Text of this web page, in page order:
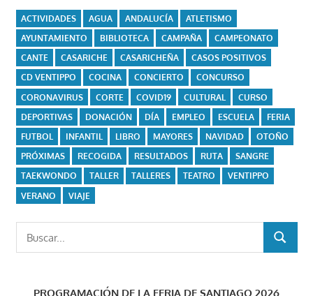
ACTIVIDADES AGUA ANDALUCÍA
ATLETISMO
AYUNTAMIENTO
BIBLIOTECA CAMPAÑA
CAMPEONATO
CANTE
CASARICHE CASARICHEÑA
CASOS POSITIVOS
CD VENTIPPO
COCINA CONCIERTO
CONCURSO
CORONAVIRUS
CORTE COVID19 CULTURAL
CURSO
DEPORTIVAS
DONACIÓN DÍA EMPLEO ESCUELA
FERIA
FUTBOL
INFANTIL LIBRO MAYORES NAVIDAD
OTOÑO
PRÓXIMAS
RECOGIDA RESULTADOS RUTA
SANGRE
TAEKWONDO
TALLER TALLERES TEATRO
VENTIPPO
VERANO
VIAJE
BUSCAR
PROGRAMACIÓN DE LA FERIA DE SANTIAGO 2026